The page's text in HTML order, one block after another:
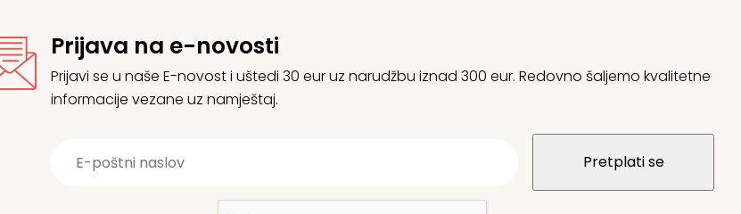
Prijava na e-novosti
Prijavi se u naše E-novost i uštedi 30 eur uz narudžbu iznad 300 eur. Redovno šaljemo kvalitetne
informacije vezane uz namještaj.